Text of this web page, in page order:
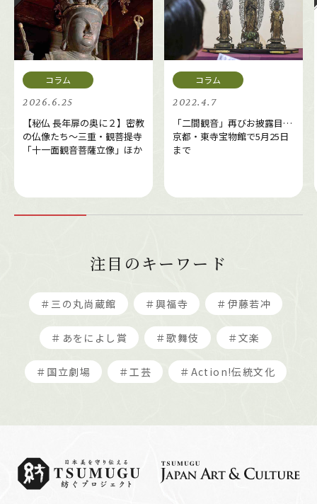
2026.6.25
【秘仏 長年扉の奥に２】密教
の仏像たち～三重・観菩提寺
「十一面観音菩薩立像」ほか
2022.4.7
「二間観音」再びお披露目…
京都・東寺宝物館で5月25日
まで
注目のキーワード
＃三の丸尚蔵館 ＃興福寺 ＃伊藤若冲
＃あをによし賞 ＃歌舞伎 ＃文楽
＃国立劇場 ＃工芸 ＃Action!伝統文化